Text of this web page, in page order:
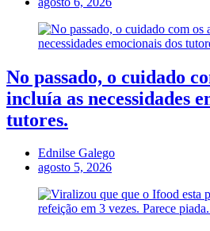
No passado, o cuidado
incluía as necessidades
tutores.
Ednilse Galego
agosto 5, 2026